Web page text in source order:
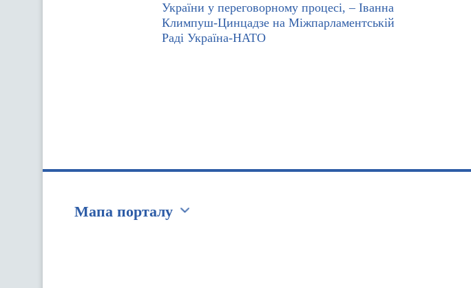
України у переговорному процесі, – Іванна
Климпуш-Цинцадзе на Міжпарламентській
Раді Україна-НАТО
Мапа порталу